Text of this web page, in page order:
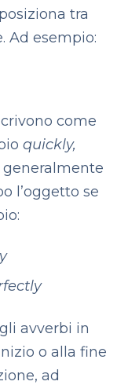
tra
Ad esempio:
come
quickly,
generalmente
l’oggetto se
avverbi in
o alla fine
ad